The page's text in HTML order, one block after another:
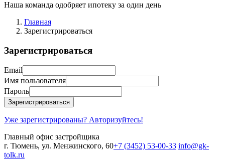
Наша команда одобряет ипотеку за один день
Главная
Зарегистрироваться
Зарегистрироваться
Email
Имя пользователя
Пароль
Зарегистрироваться
Уже зарегистрированы? Авторизуйтесь!
Главный офис застройщика
г. Тюмень, ул. Менжинского, 60+7 (3452) 53-00-33 info@gk-
tolk.ru